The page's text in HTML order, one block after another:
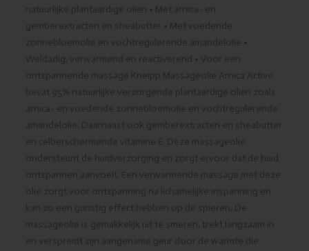
natuurlijke plantaardige oliën • Met arnica- en
gemberextracten en sheabutter • Met voedende
zonnebloemolie en vochtregulerende amandelolie •
Weldadig, verwarmend en reactiverend • Voor een
ontspannende massage Kneipp Massageolie Arnica Active
bevat 95% natuurlijke verzorgende plantaardige oliën zoals
arnica- en voedende zonnebloemolie en vochtregulerende
amandelolie. Daarnaast ook gemberextracten en sheabutter
en celberschermende vitamine E. Deze massageolie
ondersteunt de huidverzorging en zorgt ervoor dat de huid
ontspannen aanvoelt. Een verwarmende massage met deze
olie zorgt voor ontspanning na lichamelijke inspanning en
kan zo een gunstig effect hebben op de spieren. De
massageolie is gemakkelijk uit te smeren, trekt langzaam in
en verspreidt zijn aangename geur door de warmte die